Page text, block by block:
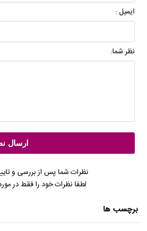
ایمیل :
نظر شما:
نظرات شما پس از بررسی و
لطفا نظرات خود را فقط در
برچسب ها